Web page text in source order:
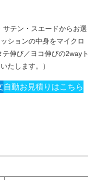
テン・スエードからお選
ションの中身をマイクロ
伸び／ヨコ伸びの2wayト
たします。）
自動お見積りはこちら